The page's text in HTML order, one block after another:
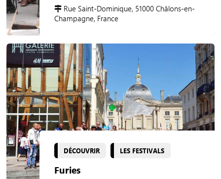
Rue Saint-Dominique, 51000 Châlons-en-
Champagne, France
DÉCOUVRIR LES FESTIVALS
Furies